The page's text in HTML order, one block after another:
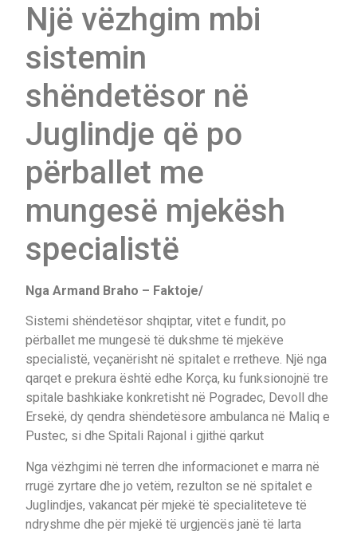
Një vëzhgim mbi
sistemin
shëndetësor në
Juglindje që po
përballet me
mungesë mjekësh
specialistë
Nga Armand Braho – Faktoje/
Sistemi shëndetësor shqiptar, vitet e fundit, po
përballet me mungesë të dukshme të mjekëve
specialistë, veçanërisht në spitalet e rretheve. Një nga
qarqet e prekura është edhe Korça, ku funksionojnë tre
spitale bashkiake konkretisht në Pogradec, Devoll dhe
Ersekë, dy qendra shëndetësore ambulanca në Maliq e
Pustec, si dhe Spitali Rajonal i gjithë qarkut
Nga vëzhgimi në terren dhe informacionet e marra në
rrugë zyrtare dhe jo vetëm, rezulton se në spitalet e
Juglindjes, vakancat për mjekë të specialiteteve të
ndryshme dhe për mjekë të urgjencës janë të larta